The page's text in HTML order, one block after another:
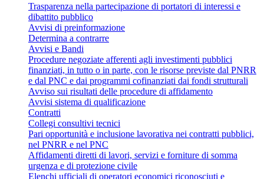
Trasparenza nella partecipazione di portatori di interessi e
dibattito pubblico
Avvisi di preinformazione
Determina a contrarre
Avvisi e Bandi
Procedure negoziate afferenti agli investimenti pubblici
finanziati, in tutto o in parte, con le risorse previste dal PNRR
e dal PNC e dai programmi cofinanziati dai fondi strutturali
Avviso sui risultati delle procedure di affidamento
Avvisi sistema di qualificazione
Contratti
Collegi consultivi tecnici
Pari opportunità e inclusione lavorativa nei contratti pubblici,
nel PNRR e nel PNC
Affidamenti diretti di lavori, servizi e forniture di somma
urgenza e di protezione civile
Elenchi ufficiali di operatori economici riconosciuti e